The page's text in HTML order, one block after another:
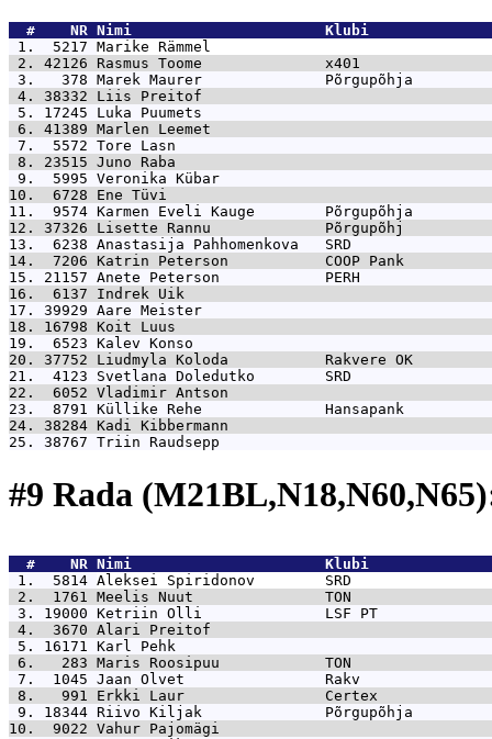
  #    NR
Nimi                      Klubi
1.  5217 Marike Rämmel
2. 42126 Rasmus Toome              x401
3.   378 Marek Maurer              Põrgupõhja
4. 38332 Liis Preitof
5. 17245 Luka Puumets
6. 41389 Marlen Leemet
7.  5572 Tore Lasn
8. 23515 Juno Raba
9.  5995 Veronika Kübar
10.  6728 Ene Tüvi
11.  9574 Karmen Eveli Kauge        Põrgupõhja
12. 37326 Lisette Rannu             Põrgupõhj
13.  6238 Anastasija Pahhomenkova   SRD
14.  7206 Katrin Peterson           COOP Pank
15. 21157 Anete Peterson            PERH
16.  6137 Indrek Uik
17. 39929 Aare Meister
18. 16798 Koit Luus
19.  6523 Kalev Konso
20. 37752 Liudmyla Koloda           Rakvere OK
21.  4123 Svetlana Doledutko        SRD
22.  6052 Vladimir Antson
23.  8791 Küllike Rehe              Hansapank
24. 38284 Kadi Kibbermann
25. 38767 Triin Raudsepp
#9 Rada
  #    NR
Nimi                      Klubi
1.  5814 Aleksei Spiridonov        SRD
2.  1761 Meelis Nuut               TON
3. 19000 Ketriin Olli              LSF PT
4.  3670 Alari Preitof
5. 16171 Karl Pehk
6.   283 Maris Roosipuu            TON
7.  1045 Jaan Olvet                Rakv
8.   991 Erkki Laur                Certex
9. 18344 Riivo Kiljak              Põrgupõhja
10.  9022 Vahur Pajomägi